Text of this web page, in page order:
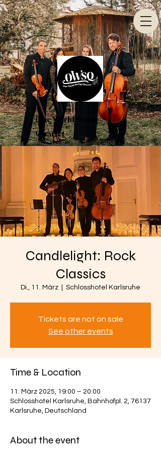
One World String
Quartet
Candlelight: Rock
Classics
Di., 11. März Schlosshotel Karlsruhe
Tickets are not on sale
See other events
Time & Location
11. März 2025, 19:00 – 20:00
Schlosshotel Karlsruhe, Bahnhofpl. 2, 76137
Karlsruhe, Deutschland
About the event